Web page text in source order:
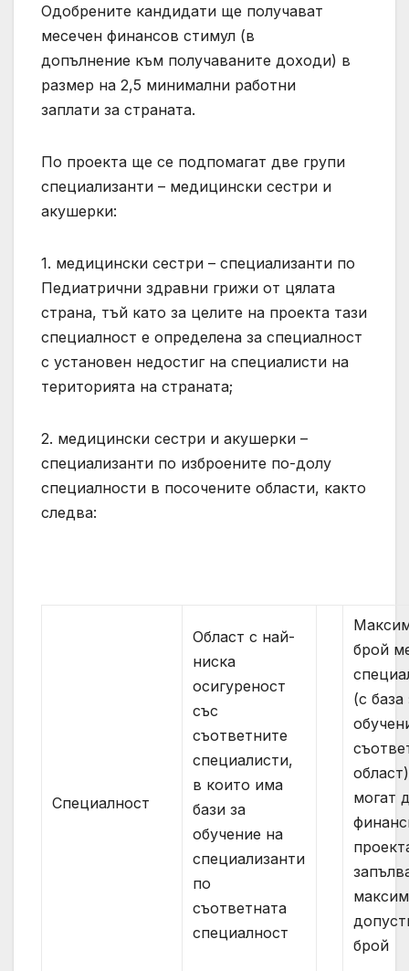
Одобрените кандидати ще получават
месечен финансов стимул (в
допълнение към получаваните доходи) в
размер на 2,5 минимални работни
заплати за страната.
По проекта ще се подпомагат две групи
специализанти – медицински сестри и
акушерки:
1. медицински сестри – специализанти по
Педиатрични здравни грижи от цялата
страна, тъй като за целите на проекта тази
специалност е определена за специалност
с установен недостиг на специалисти на
територията на страната;
2. медицински сестри и акушерки –
специализанти по изброените по-долу
специалности в посочените области, както
следва:
Специалност
Област с най-
ниска
осигуреност
със
съответните
специалисти,
в които има
бази за
обучение на
специализанти
по
съответната
специалност
брой
(с база
могат
брой